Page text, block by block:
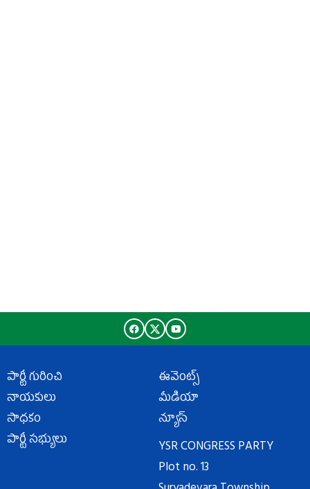
పార్టీ గురించి
నాయకులు
సాధకం
పార్టీ సభ్యులు
ఈవెంట్స్
మీడియా
న్యూస్
YSR CONGRESS PARTY
Plot no. 13